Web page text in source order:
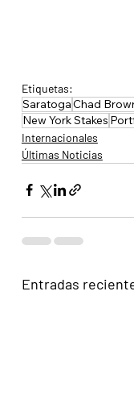
Etiquetas:
SaratogaChad
New York Stakes
Internacionales
Últimas Noticias
Entradas